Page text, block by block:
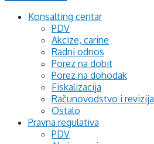
Konsalting centar
PDV
Akcize, carine
Radni odnos
Porez na dobit
Porez na dohodak
Fiskalizacija
Računovodstvo i revizija
Ostalo
Pravna regulativa
PDV